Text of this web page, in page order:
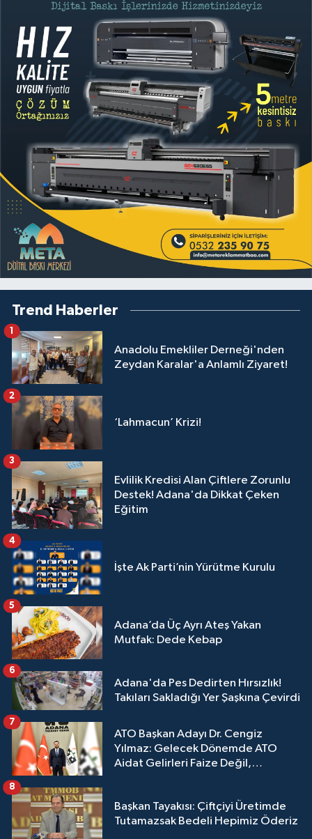
Trend Haberler
Anadolu Emekliler Derneği'nden
Zeydan Karalar'a Anlamlı Ziyaret!
1
‘Lahmacun’ Krizi!
2
Evlilik Kredisi Alan Çiftlere Zorunlu
Destek! Adana'da Dikkat Çeken
Eğitim
3
İşte Ak Parti’nin Yürütme Kurulu
4
Adana’da Üç Ayrı Ateş Yakan
Mutfak: Dede Kebap
5
Adana'da Pes Dedirten Hırsızlık!
Takıları Sakladığı Yer Şaşkına Çevirdi
6
ATO Başkan Adayı Dr. Cengiz
Yılmaz: Gelecek Dönemde ATO
Aidat Gelirleri Faize Değil,
7
Başkan Tayakısı: Çiftçiyi Üretimde
Tutamazsak Bedeli Hepimiz Öderiz
8